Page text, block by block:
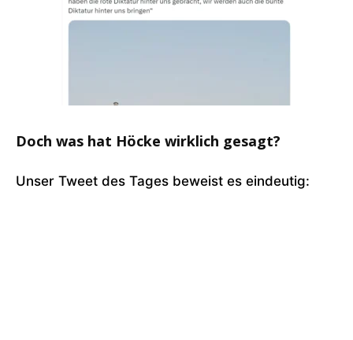
Doch was hat Höcke wirklich gesagt?
Unser Tweet des Tages beweist es eindeutig: